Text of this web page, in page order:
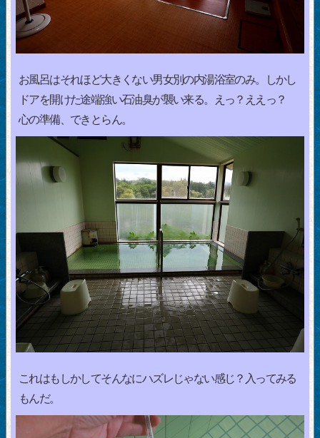
お風呂はそれほど大きくない男女別の内湯浴室のみ。しかし
ドアを開けた途端強い石油臭が襲い来る。えっ？ええっ？
心の準備、できとらん。
これはもしかしてそんなにハズレじゃない感じ？入ってみる
もんだ。